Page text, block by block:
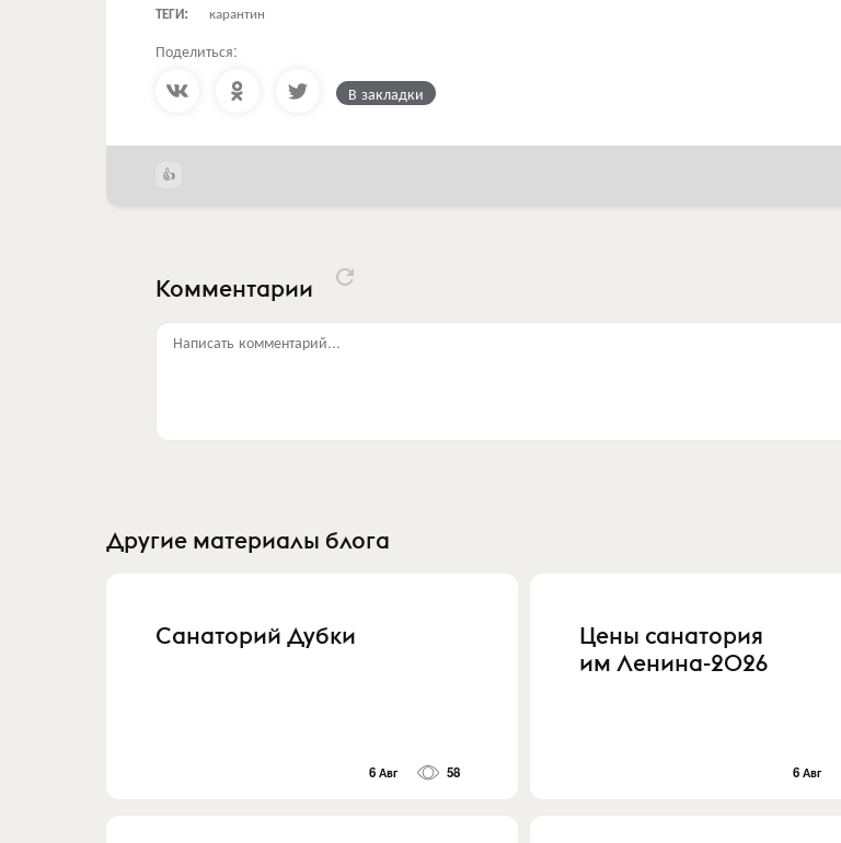
ТЕГИ:
карантин
Поделиться:
В закладки
Комментарии
Написать комментарий...
Другие материалы блога
Санаторий Дубки
6 Авг 58
Цены санатория
им Ленина-2026
6 Авг